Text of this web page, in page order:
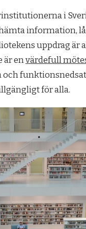
i
information,
uppdrag är
är envärdefull
för alla.